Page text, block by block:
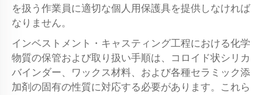
を扱う作業員に適切な個人用保護具を提供しなければ
なりません。
インベストメント・キャスティング工程における化学
物質の保管および取り扱い手順は、コロイド状シリカ
バインダー、ワックス材料、および各種セラミック添
加剤の固有の性質に対応する必要があります。これら